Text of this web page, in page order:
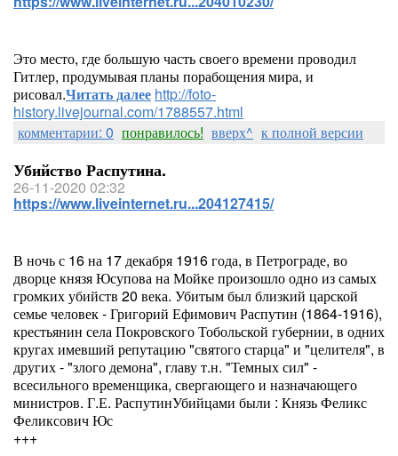
Это место, где большую часть своего времени проводил
Гитлер, продумывая планы порабощения мира, и
рисовал.Читать далее http://foto-
history.livejournal.com/1788557.html
комментарии: 0 понравилось! вверх^ к полной версии
Убийство Распутина.
26-11-2020 02:32
https://www.liveinternet.ru...204127415/
В ночь с 16 на 17 декабря 1916 года, в Петрограде, во
дворце князя Юсупова на Мойке произошло одно из самых
громких убийств 20 века. Убитым был близкий царской
семье человек - Григорий Ефимович Распутин (1864-1916),
крестьянин села Покровского Тобольской губернии, в одних
кругах имевший репутацию "святого старца" и "целителя", в
других - "злого демона", главу т.н. "Темных сил" -
всесильного временщика, свергающего и назначающего
министров. Г.Е. РаспутинУбийцами были : Князь Феликс
Феликсович Юс
+++